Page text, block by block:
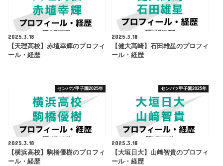
2025.3.18
【天理高校】赤埴幸輝のプロフィ
ール・経歴
2025.3.18
【健大高崎】石田雄星のプロフィ
ール・経歴
センバツ甲子園2025年
2025.3.18
【横浜高校】駒橋優樹のプロフィ
ール・経歴
センバツ甲子園2025年
2025.3.18
【大垣日大】山﨑智貴のプロフィ
ール・経歴